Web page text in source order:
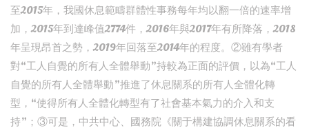
至2015年，我國休息範疇群體性事務每年均以翻一倍的速率增
加，2015年到達峰值2774件，2016年與2017年有所降落，2018
年呈現昂首之勢，2019年回落至2014年的程度。②雖有學者
對“工人自覺的所有人全體舉動”持較為正面的評價，以為“工人
自覺的所有人全體舉動”推進了休息關系的所有人全體化轉
型，“使得所有人全體化轉型有了社會基本氣力的介入和支
持”；③可是，中共中心、國務院《關于構建協調休息關系的看